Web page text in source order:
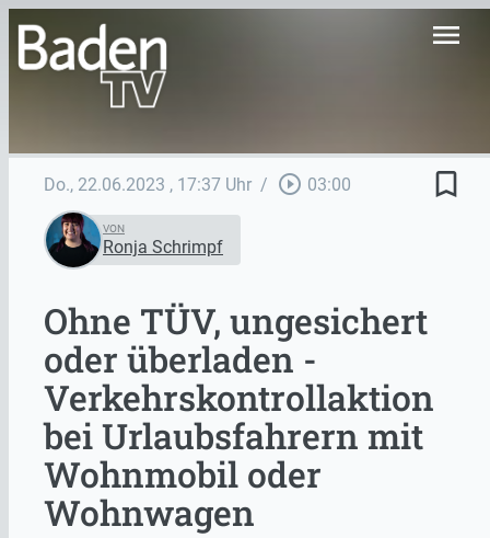
menu
Do., 22.06.2023 , 17:37 Uhr / play_circle_outline 03:00 bookmark_border
VON
Ronja Schrimpf
Ohne TÜV, ungesichert
oder überladen -
Verkehrskontrollaktion
bei Urlaubsfahrern mit
Wohnmobil oder
Wohnwagen